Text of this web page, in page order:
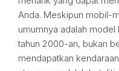
Anda. Meskipun mobil-
umumnya adalah
tahun 2000-an, bukan
mendapatkan